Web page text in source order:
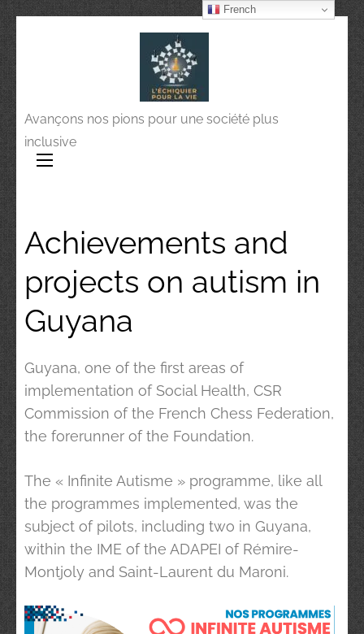
Avançons nos pions pour une société plus
inclusive
Achievements and
projects on autism in
Guyana
Guyana, one of the first areas of
implementation of Social Health, CSR
Commission of the French Chess Federation,
the forerunner of the Foundation.
The « Infinite Autisme » programme, like all
the programmes implemented, was the
subject of pilots, including two in Guyana,
within the IME of the ADAPEI of Rémire-
Montjoly and Saint-Laurent du Maroni.
French